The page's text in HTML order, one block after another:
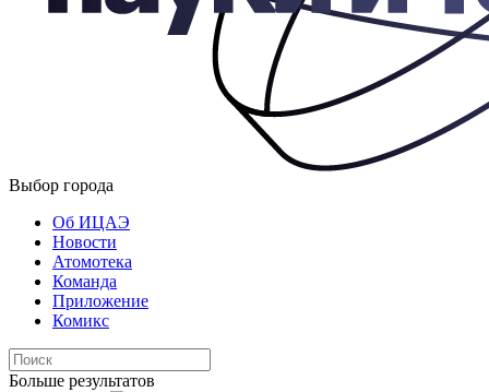
Выбор города
Об ИЦАЭ
Новости
Атомотека
Команда
Приложение
Комикс
Больше результатов